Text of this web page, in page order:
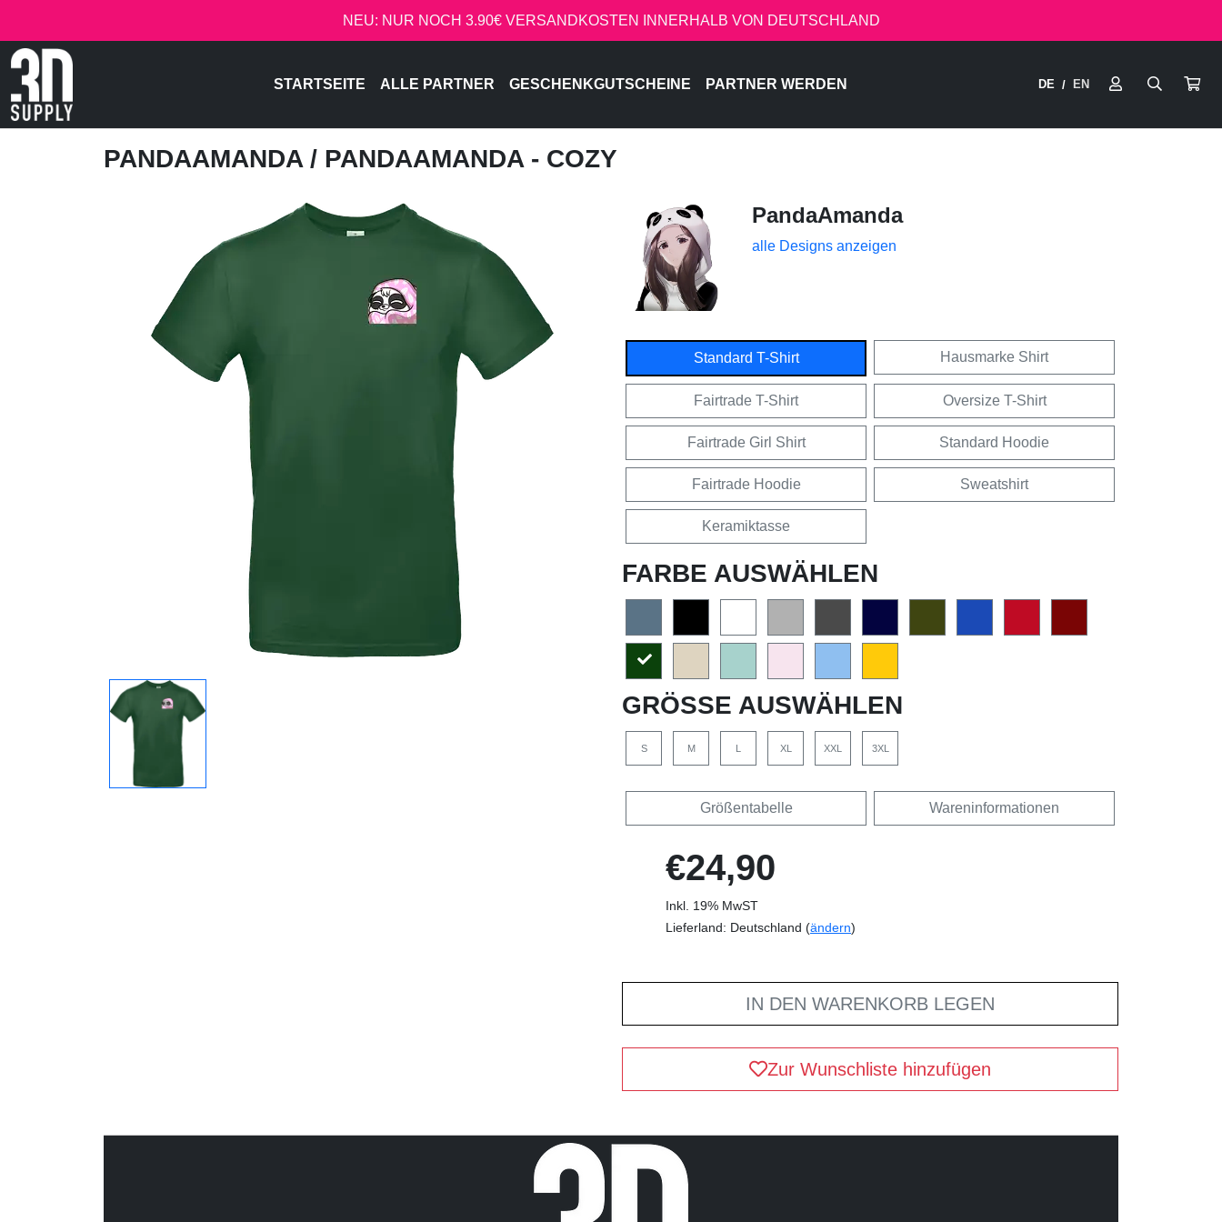
NEU: NUR NOCH 3.90€ VERSANDKOSTEN INNERHALB VON DEUTSCHLAND
STARTSEITE ALLE PARTNER GESCHENKGUTSCHEINE PARTNER WERDEN DE / EN
PANDAAMANDA / PANDAAMANDA - COZY
PandaAmanda
alle Designs anzeigen
Standard T-Shirt Hausmarke Shirt
Fairtrade T-Shirt Oversize T-Shirt
Fairtrade Girl Shirt Standard Hoodie
Fairtrade Hoodie Sweatshirt
Keramiktasse
FARBE AUSWÄHLEN
GRÖSSE AUSWÄHLEN
S M L XL XXL 3XL
Größentabelle Wareninformationen
€24,90
Inkl. 19% MwST
Lieferland: Deutschland (ändern)
IN DEN WARENKORB LEGEN
Zur Wunschliste hinzufügen